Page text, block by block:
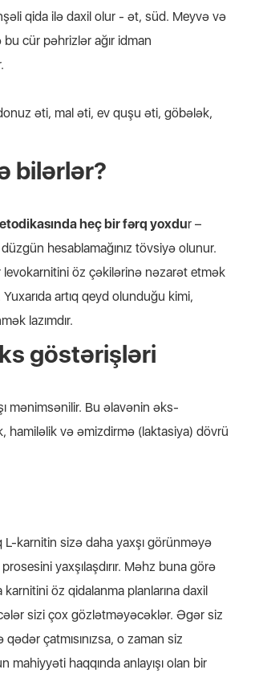
qida ilə daxil olur - ət, süd. Meyvə və
cür pəhrizlər ağır idman
əti, mal əti, ev quşu əti, göbələk,
bilərlər?
heç bir fərq yoxdur –
hesablamağınız tövsiyə olunur.
öz çəkilərinə nəzarət etmək
artıq qeyd olunduğu kimi,
lazımdır.
göstərişləri
mənimsənilir. Bu əlavənin əks-
hamiləlik və əmizdirmə (laktasiya) dövrü
L-karnitin sizə daha yaxşı görünməyə
yaxşılaşdırır. Məhz buna görə
öz qidalanma planlarına daxil
sizi çox gözlətməyəcəklər. Əgər siz
çatmısınızsa, o zaman siz
haqqında anlayışı olan bir